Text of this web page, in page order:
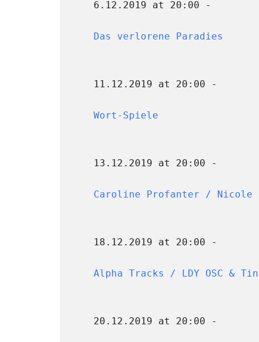
6.12.2019 at 20:00 -
Das verlorene Paradies
11.12.2019 at 20:00 -
Wort-Spiele
13.12.2019 at 20:00 -
Caroline Profanter / Nicole
18.12.2019 at 20:00 -
Alpha Tracks / LDY OSC & Tin
20.12.2019 at 20:00 -